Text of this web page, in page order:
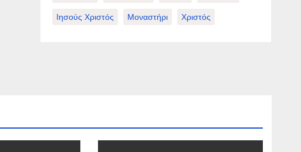
Ιησούς Χριστός Μοναστήρι Χριστός